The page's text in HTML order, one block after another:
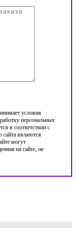
условия
персональных
в соответствии с
сайта являются
могут
на сайте, не